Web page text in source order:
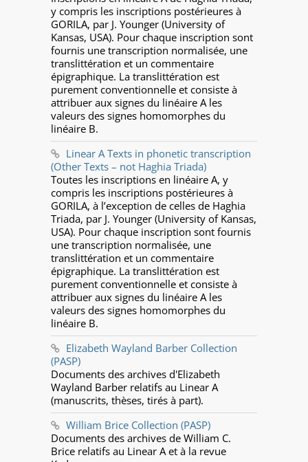
y compris les inscriptions postérieures à
GORILA, par J. Younger (University of
Kansas, USA). Pour chaque inscription sont
fournis une transcription normalisée, une
translittération et un commentaire
épigraphique. La translittération est
purement conventionnelle et consiste à
attribuer aux signes du linéaire A les
valeurs des signes homomorphes du
linéaire B.
Linear A Texts in phonetic transcription
(Other Texts – not Haghia Triada)
Toutes les inscriptions en linéaire A, y
compris les inscriptions postérieures à
GORILA, à l’exception de celles de Haghia
Triada, par J. Younger (University of Kansas,
USA). Pour chaque inscription sont fournis
une transcription normalisée, une
translittération et un commentaire
épigraphique. La translittération est
purement conventionnelle et consiste à
attribuer aux signes du linéaire A les
valeurs des signes homomorphes du
linéaire B.
Elizabeth Wayland Barber Collection
(PASP)
Documents des archives d'Elizabeth
Wayland Barber relatifs au Linear A
(manuscrits, thèses, tirés à part).
William Brice Collection (PASP)
Documents des archives de William C.
Brice relatifs au Linear A et à la revue